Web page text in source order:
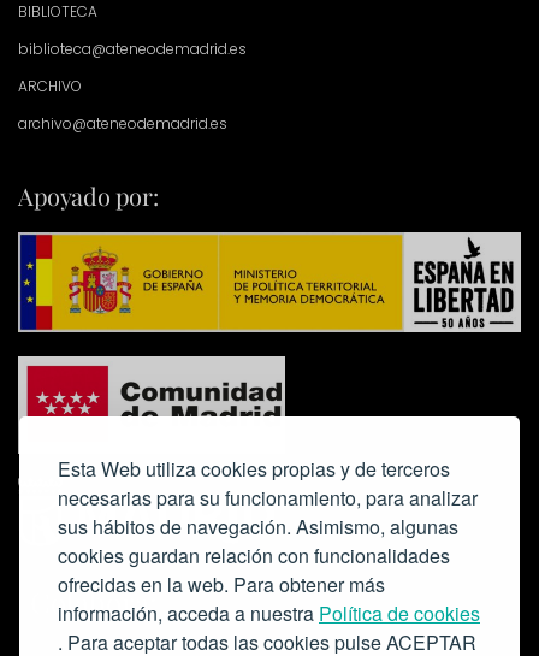
Esta Web utiliza cookies propias y de terceros
necesarias para su funcionamiento, para analizar
sus hábitos de navegación. Asimismo, algunas
cookies guardan relación con funcionalidades
ofrecidas en la web. Para obtener más
información, acceda a nuestra Política de cookies
. Para aceptar todas las cookies pulse ACEPTAR
BIBLIOTECA
biblioteca@ateneodemadrid.es
ARCHIVO
archivo@ateneodemadrid.es
Apoyado por:
Colabora: